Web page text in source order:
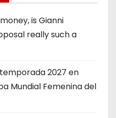
is Gianni
really such a
2027 en
Mundial Femenina del